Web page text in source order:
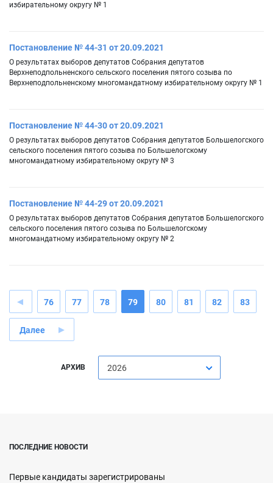
избирательному округу № 1
Постановление № 44-31 от 20.09.2021
О результатах выборов депутатов Собрания депутатов
Верхнеподпольненского сельского поселения пятого созыва по
Верхнеподпольненскому многомандатному избирательному округу № 1
Постановление № 44-30 от 20.09.2021
О результатах выборов депутатов Собрания депутатов Большелогского
сельского поселения пятого созыва по Большелогскому
многомандатному избирательному округу № 3
Постановление № 44-29 от 20.09.2021
О результатах выборов депутатов Собрания депутатов Большелогского
сельского поселения пятого созыва по Большелогскому
многомандатному избирательному округу № 2
76 77 78 79 80 81 82 83
Далее
АРХИВ 2026
ПОСЛЕДНИЕ НОВОСТИ
Первые кандидаты зарегистрированы